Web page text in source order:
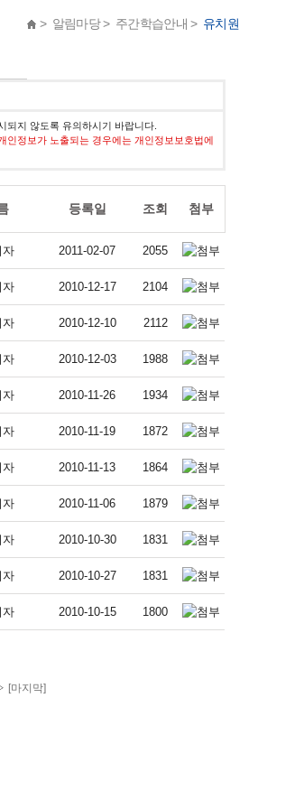
> 알림마당 > 주간학습안내 > 유치원
되지 않도록 유의하시기 바랍니다.
인정보가 노출되는 경우에는 개인정보보호법에
등록일 조회 첨부
자 2011-02-07 2055
자 2010-12-17 2104
자 2010-12-10 2112
자 2010-12-03 1988
자 2010-11-26 1934
자 2010-11-19 1872
자 2010-11-13 1864
자 2010-11-06 1879
자 2010-10-30 1831
자 2010-10-27 1831
자 2010-10-15 1800
[마지막]